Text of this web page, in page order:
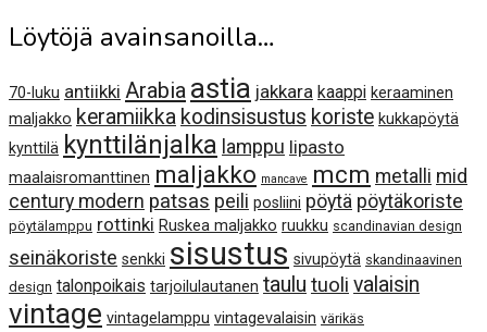
Löytöjä avainsanoilla…
70-luku antiikki Arabia astia jakkara kaappi keraaminen
maljakko keramiikka kodinsisustus koriste kukkapöytä
kynttilä kynttilänjalka lamppu lipasto
maalaisromanttinen maljakko mancave mcm metalli mid
century modern patsas peili posliini pöytä pöytäkoriste
pöytälamppu rottinki Ruskea maljakko ruukku scandinavian design
seinäkoriste senkki sisustus sivupöytä skandinaavinen
design talonpoikais tarjoilulautanen taulu tuoli valaisin
vintage vintagelamppu vintagevalaisin värikäs